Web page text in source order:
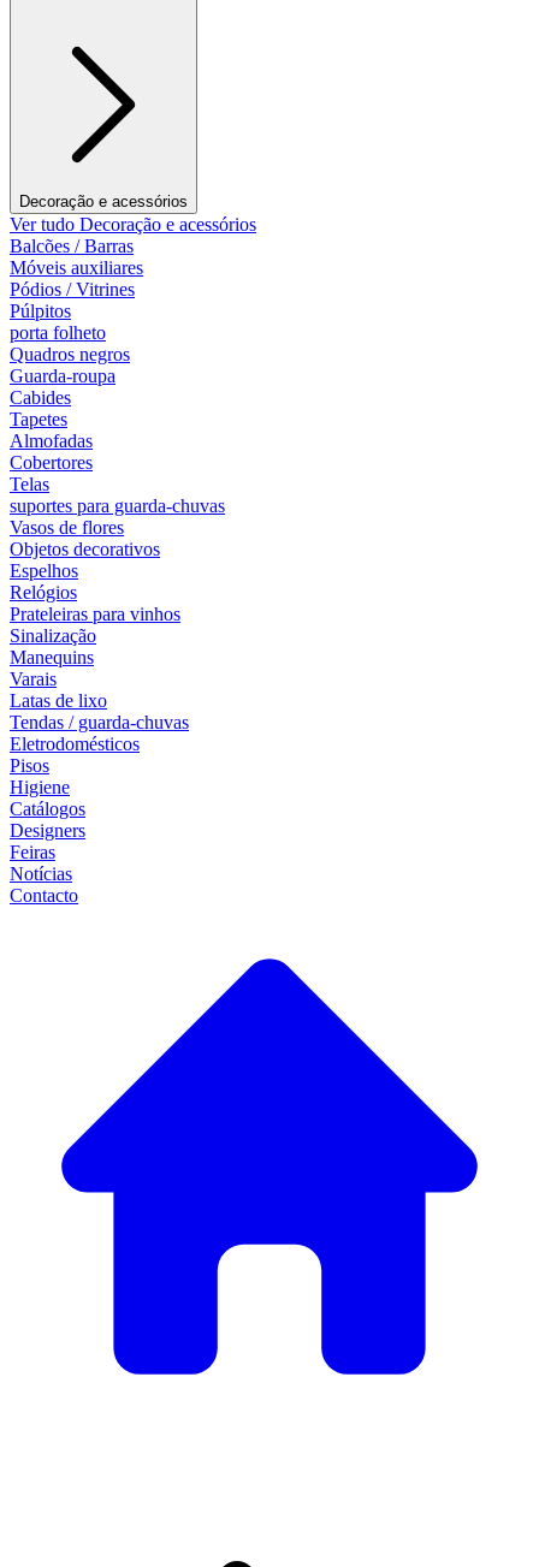
Decoração e acessórios
Ver tudo Decoração e acessórios
Balcões / Barras
Móveis auxiliares
Pódios / Vitrines
Púlpitos
porta folheto
Quadros negros
Guarda-roupa
Cabides
Tapetes
Almofadas
Cobertores
Telas
suportes para guarda-chuvas
Vasos de flores
Objetos decorativos
Espelhos
Relógios
Prateleiras para vinhos
Sinalização
Manequins
Varais
Latas de lixo
Tendas / guarda-chuvas
Eletrodomésticos
Pisos
Higiene
Catálogos
Designers
Feiras
Notícias
Contacto